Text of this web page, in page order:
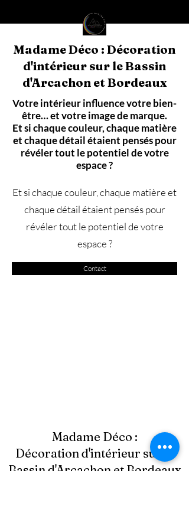
Madame Déco : Décoration
d'intérieur sur le Bassin
d'Arcachon et Bordeaux
Votre intérieur influence votre bien-
être… et votre image de marque.
Et si chaque couleur, chaque matière
et chaque détail étaient pensés pour
révéler tout le potentiel de votre
espace ?
Et si chaque couleur, chaque matière et
chaque détail étaient pensés pour
révéler tout le potentiel de votre
espace ?
Contact
Madame Déco :
Décoration d'intérieur sur le
Bassin d'Arcachon et Bordeaux